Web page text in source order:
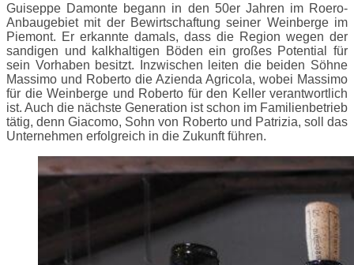
Guiseppe Damonte begann in den 50er Jahren im Roero-
Anbaugebiet mit der Bewirtschaftung seiner Weinberge im
Piemont. Er erkannte damals, dass die Region wegen der
sandigen und kalkhaltigen Böden ein großes Potential für
sein Vorhaben besitzt. Inzwischen leiten die beiden Söhne
Massimo und Roberto die Azienda Agricola, wobei Massimo
für die Weinberge und Roberto für den Keller verantwortlich
ist. Auch die nächste Generation ist schon im Familienbetrieb
tätig, denn Giacomo, Sohn von Roberto und Patrizia, soll das
Unternehmen erfolgreich in die Zukunft führen.